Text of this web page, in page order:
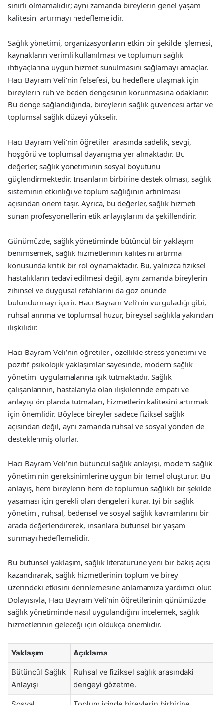
sınırlı olmamalıdır; aynı zamanda bireylerin genel yaşam
kalitesini artırmayı hedeflemelidir.
Sağlık yönetimi, organizasyonların etkin bir şekilde işlemesi,
kaynakların verimli kullanılması ve toplumun sağlık
ihtiyaçlarına uygun hizmet sunulmasını sağlamayı amaçlar.
Hacı Bayram Veli’nin felsefesi, bu hedeflere ulaşmak için
bireylerin ruh ve beden dengesinin korunmasına odaklanır.
Bu denge sağlandığında, bireylerin sağlık güvencesi artar ve
toplumsal sağlık düzeyi yükselir.
Hacı Bayram Veli’nin öğretileri arasında sadelik, sevgi,
hoşgörü ve toplumsal dayanışma yer almaktadır. Bu
değerler, sağlık yönetiminin sosyal boyutunu
güçlendirmektedir. İnsanların birbirine destek olması, sağlık
sisteminin etkinliği ve toplum sağlığının artırılması
açısından önem taşır. Ayrıca, bu değerler, sağlık hizmeti
sunan profesyonellerin etik anlayışlarını da şekillendirir.
Günümüzde, sağlık yönetiminde bütüncül bir yaklaşım
benimsemek, sağlık hizmetlerinin kalitesini artırma
konusunda kritik bir rol oynamaktadır. Bu, yalnızca fiziksel
hastalıkların tedavi edilmesi değil, aynı zamanda bireylerin
zihinsel ve duygusal refahlarını da göz önünde
bulundurmayı içerir. Hacı Bayram Veli’nin vurguladığı gibi,
ruhsal arınma ve toplumsal huzur, bireysel sağlıkla yakından
ilişkilidir.
Hacı Bayram Veli’nin öğretileri, özellikle stress yönetimi ve
pozitif psikolojik yaklaşımlar sayesinde, modern sağlık
yönetimi uygulamalarına ışık tutmaktadır. Sağlık
çalışanlarının, hastalarıyla olan ilişkilerinde empati ve
anlayışı ön planda tutmaları, hizmetlerin kalitesini artırmak
için önemlidir. Böylece bireyler sadece fiziksel sağlık
açısından değil, aynı zamanda ruhsal ve sosyal yönden de
desteklenmiş olurlar.
Hacı Bayram Veli’nin bütüncül sağlık anlayışı, modern sağlık
yönetiminin gereksinimlerine uygun bir temel oluşturur. Bu
anlayış, hem bireylerin hem de toplumun sağlıklı bir şekilde
yaşaması için gerekli olan dengeleri kurar. İyi bir sağlık
yönetimi, ruhsal, bedensel ve sosyal sağlık kavramlarını bir
arada değerlendirerek, insanlara bütünsel bir yaşam
sunmayı hedeflemelidir.
Bu bütünsel yaklaşım, sağlık literatürüne yeni bir bakış açısı
kazandırarak, sağlık hizmetlerinin toplum ve birey
üzerindeki etkisini derinlemesine anlamamıza yardımcı olur.
Dolayısıyla, Hacı Bayram Veli’nin öğretilerinin günümüzde
sağlık yönetiminde nasıl uygulandığını incelemek, sağlık
hizmetlerinin geleceği için oldukça önemlidir.
Yaklaşım Açıklama
Bütüncül Sağlık
Anlayışı
Ruhsal ve fiziksel sağlık arasındaki
dengeyi gözetme.